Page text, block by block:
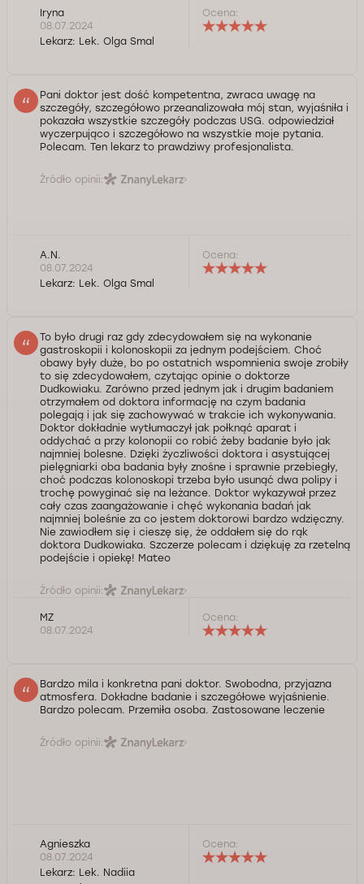
Iryna
08.07.2024
Lekarz: Lek. Olga Smal
Ocena:
Pani doktor jest dość kompetentna, zwraca uwagę na
szczegóły, szczegółowo przeanalizowała mój stan, wyjaśniła i
pokazała wszystkie szczegóły podczas USG. odpowiedział
wyczerpująco i szczegółowo na wszystkie moje pytania.
Polecam. Ten lekarz to prawdziwy profesjonalista.
Źródło opinii:
A.N.
08.07.2024
Lekarz: Lek. Olga Smal
Ocena:
To było drugi raz gdy zdecydowałem się na wykonanie
gastroskopii i kolonoskopii za jednym podejściem. Choć
obawy były duże, bo po ostatnich wspomnienia swoje zrobiły
to się zdecydowałem, czytając opinie o doktorze
Dudkowiaku. Zarówno przed jednym jak i drugim badaniem
otrzymałem od doktora informację na czym badania
polegają i jak się zachowywać w trakcie ich wykonywania.
Doktor dokładnie wytłumaczył jak połknąć aparat i
oddychać a przy kolonopii co robić żeby badanie było jak
najmniej bolesne. Dzięki życzliwości doktora i asystującej
pielęgniarki oba badania były znośne i sprawnie przebiegły,
choć podczas kolonoskopi trzeba było usunąć dwa polipy i
trochę powyginać się na leżance. Doktor wykazywał przez
cały czas zaangażowanie i chęć wykonania badań jak
najmniej boleśnie za co jestem doktorowi bardzo wdzięczny.
Nie zawiodłem się i cieszę się, że oddałem się do rąk
doktora Dudkowiaka. Szczerze polecam i dziękuję za rzetelną
podejście i opiekę! Mateo
Źródło opinii:
MZ
08.07.2024
Ocena:
Bardzo mila i konkretna pani doktor. Swobodna, przyjazna
atmosfera. Dokładne badanie i szczegółowe wyjaśnienie.
Bardzo polecam. Przemiła osoba. Zastosowane leczenie
Źródło opinii:
Agnieszka
08.07.2024
Lekarz: Lek. Nadiia
Ocena: